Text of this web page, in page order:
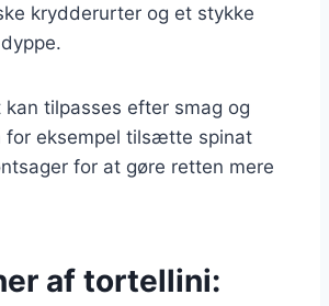
krydderurter og et stykke
kan tilpasses efter smag og
for eksempel tilsætte spinat
for at gøre retten mere
af tortellini: